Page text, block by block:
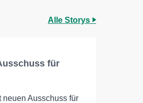
Alle Storys
für
neuen Ausschuss für